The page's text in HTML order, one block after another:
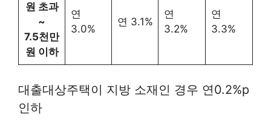
원 초과
~
7.5천만
원 이하
연
3.0%
연 3.1%
연
3.2%
연
3.3%
대출대상주택이 지방 소재인 경우 연0.2%p
인하